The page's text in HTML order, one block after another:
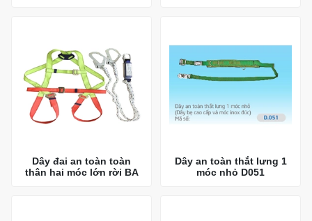
Dây đai an toàn toàn
thân hai móc lớn rời BA
Dây an toàn thắt lưng 1
móc nhỏ D051